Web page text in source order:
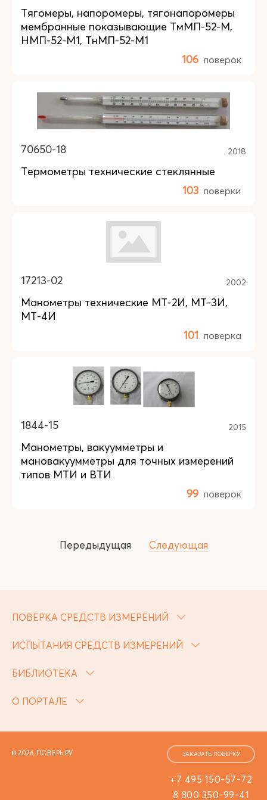
Тягомеры, напоромеры, тягонапоромеры
мембранные показывающие ТмМП-52-М,
НМП-52-М1, ТнМП-52-М1
106 поверок
70650-18 2018
Термометры технические стеклянные
103 поверки
17213-02 2002
Манометры технические МТ-2И, МТ-3И,
МТ-4И
101 поверка
1844-15 2015
Манометры, вакуумметры и
мановакуумметры для точных измерений
типов МТИ и ВТИ
99 поверок
Передыдущая Следующая
ПОВЕРКА СРЕДСТВ ИЗМЕРЕНИЙ
ИСПЫТАНИЯ СРЕДСТВ ИЗМЕРЕНИЙ
БИБЛИОТЕКА
О ПОРТАЛЕ
© 2026, ПОВЕРЬ.РУ
+7 495 150-57-72
8 800 350-99-41
ЗАКАЗАТЬ ПОВЕРКУ